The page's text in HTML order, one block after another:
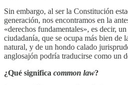
Sin embargo, al ser la Constitución
generación, nos encontramos en la
«derechos fundamentales», es decir,
ciudadanía, que se ocupa más bien de
natural, y de un hondo calado
anglosajón podría traducirse como un
¿Qué significa common law?